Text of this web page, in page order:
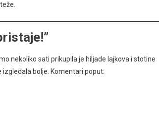
nekoliko sati prikupila je hiljade lajkova i stotine
bolje. Komentari poput: